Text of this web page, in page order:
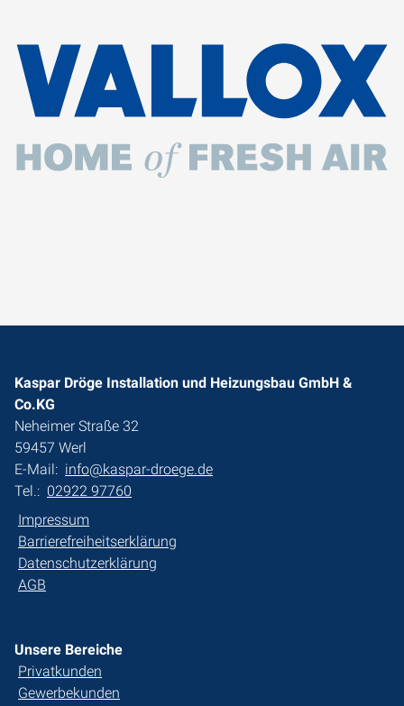
Kaspar Dröge Installation und Heizungsbau GmbH &
Co.KG
Neheimer Straße 32
59457 Werl
E-Mail: info@kaspar-droege.de
Tel.: 02922 97760
Impressum
Barrierefreiheitserklärung
Datenschutzerklärung
AGB
Unsere Bereiche
Privatkunden
Gewerbekunden